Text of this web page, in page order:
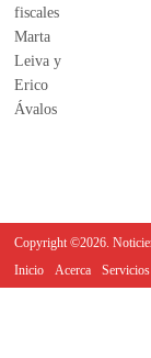
Copyright ©2026.
Inicio
Acerca Servicios